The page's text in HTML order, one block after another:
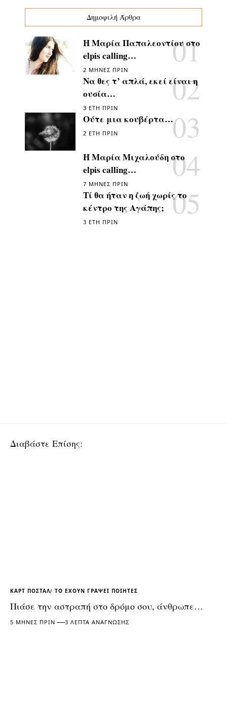
Δημοφιλή Άρθρα
Η Μαρία Παπαλεοντίου στο
elpis calling…
2 ΜΉΝΕΣ ΠΡΙΝ
Να θες τ’ απλά, εκεί είναι η
ουσία…
3 ΈΤΗ ΠΡΙΝ
Ούτε μια κουβέρτα…
2 ΈΤΗ ΠΡΙΝ
Η Μαρία Μιχαλούδη στο
elpis calling…
7 ΜΉΝΕΣ ΠΡΙΝ
Τί θα ήταν η ζωή χωρίς το
κέντρο της Αγάπης;
3 ΈΤΗ ΠΡΙΝ
Διαβάστε Επίσης:
ΚΑΡΤ ΠΟΣΤΆΛ ΤΟ ΈΧΟΥΝ ΓΡΆΨΕΙ ΠΟΙΗΤΈΣ
Πιάσε την αστραπή στο δρόμο σου, άνθρωπε…
5 ΜΉΝΕΣ ΠΡΙΝ 3 ΛΕΠΤΆ ΑΝΆΓΝΩΣΗΣ